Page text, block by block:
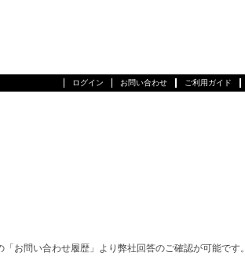
ご利用ガイド
お問い合わせ
ログイン
お問い合わせ履歴」より弊社回答のご確認が可能です。